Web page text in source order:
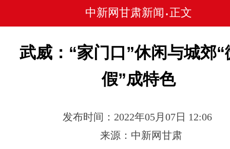
中新网甘肃新闻 • 正文
武威：“家门口”休闲与城郊“
假”成特色
发布时间：2022年05月07日 12:06
来源：中新网甘肃